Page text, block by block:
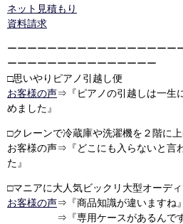
ネット見積もり
資料請求
ーーーーーーーーーーーーーーーーー
ーーーーーーーーーーーーーーー
□思いやりピアノ引越し便
お客様の声⇒『ピアノの引越しは一生
めました』
□クレーンで冷蔵庫や洗濯機を２階に
お客様の声⇒『どこにも入らないと言
た』
□マニアに大人気ビックリ大型オーデ
お客様の声⇒『商品知識が違いますね』
⇒『専用ケースがあるんです